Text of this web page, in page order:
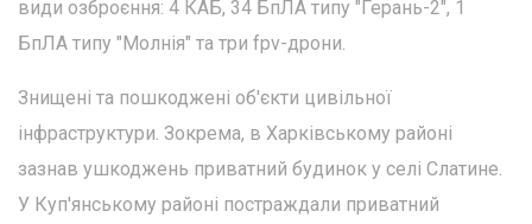
види озброєння: 4 КАБ, 34 БпЛА типу "Герань-2", 1
БпЛА типу "Молнія" та три fpv-дрони.
Знищені та пошкоджені об'єкти цивільної
інфраструктури. Зокрема, в Харківському районі
зазнав ушкоджень приватний будинок у селі Слатине.
У Куп'янському районі постраждали приватний